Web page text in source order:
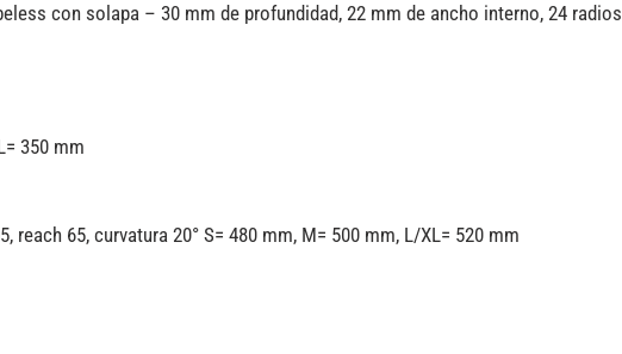
con solapa – 30 mm de profundidad, 22 mm de ancho interno, 24 radios
350 mm
65, curvatura 20° S= 480 mm, M= 500 mm, L/XL= 520 mm